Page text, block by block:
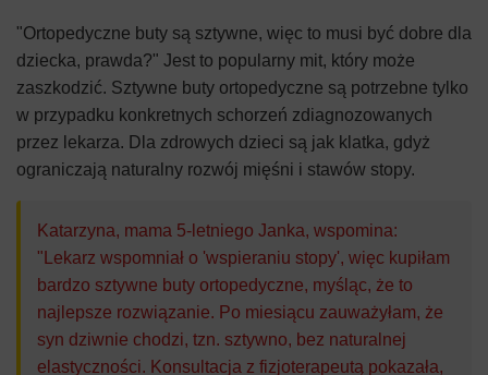
"Ortopedyczne buty są sztywne, więc to musi być dobre dla
dziecka, prawda?" Jest to popularny mit, który może
zaszkodzić. Sztywne buty ortopedyczne są potrzebne tylko
w przypadku konkretnych schorzeń zdiagnozowanych
przez lekarza. Dla zdrowych dzieci są jak klatka, gdyż
ograniczają naturalny rozwój mięśni i stawów stopy.
Katarzyna, mama 5-letniego Janka, wspomina:
"Lekarz wspomniał o 'wspieraniu stopy', więc kupiłam
bardzo sztywne buty ortopedyczne, myśląc, że to
najlepsze rozwiązanie. Po miesiącu zauważyłam, że
syn dziwnie chodzi, tzn. sztywno, bez naturalnej
elastyczności. Konsultacja z fizjoterapeutą pokazała,